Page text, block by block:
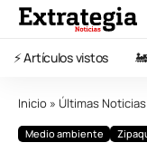
⚡️ Artículos vistos
Inicio » Últimas Noticias
Medio ambiente